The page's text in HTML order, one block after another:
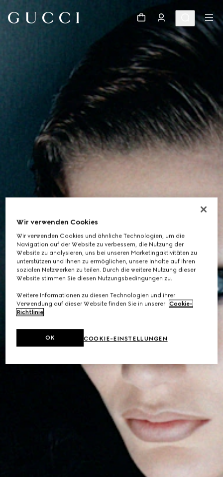
Wir verwenden Cookies
Wir verwenden Cookies und ähnliche Technologien, um die
Navigation auf der Website zu verbessern, die Nutzung der
Website zu analysieren, uns bei unseren Marketingaktivitäten zu
unterstützen und Ihnen zu ermöglichen, unsere Inhalte auf Ihren
sozialen Netzwerken zu teilen. Durch die weitere Nutzung dieser
Website stimmen Sie diesen Nutzungsbedingungen zu.
Weitere Informationen zu diesen Technologien und ihrer
Verwendung auf dieser Website finden Sie in unserer Cookie-
Richtlinie.
COOKIE-EINSTELLUNGEN
OK